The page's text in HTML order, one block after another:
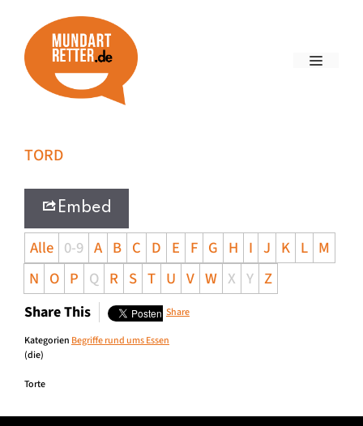
TORD
Embed
Alle 0-9 A B C D E F G H I J K L M
N O P Q R S T U V W X Y Z
Share This Share
Kategorien Begriffe rund ums Essen
(die)
Torte